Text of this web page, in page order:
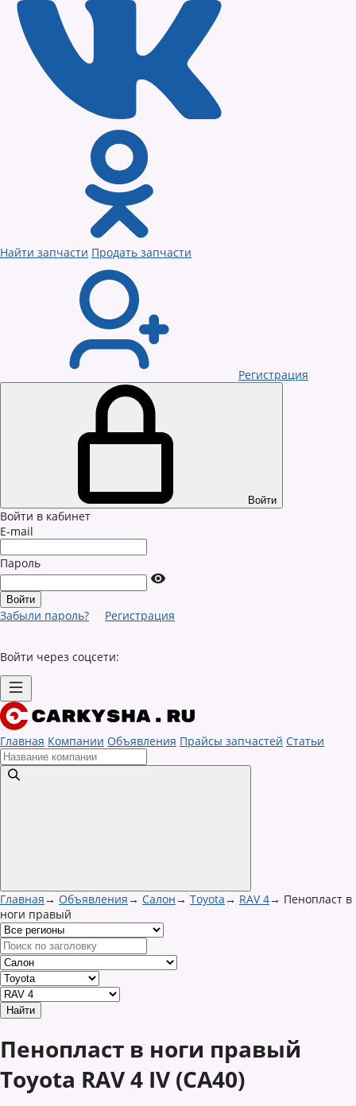
Найти запчасти Продать запчасти
Регистрация
Войти
Войти в кабинет
E-mail
Пароль
Забыли пароль? Регистрация
Войти через соцсети:
Главная Компании Объявления Прайсы запчастей Статьи
Главная→ Объявления→ Салон→ Toyota→ RAV 4→ Пенопласт в
ноги правый
Пенопласт в ноги правый
Toyota RAV 4 IV (CA40)